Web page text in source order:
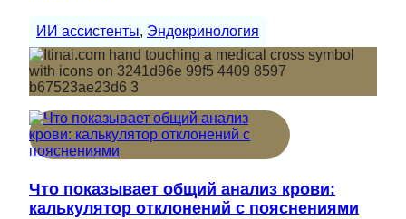
ИИ ассистенты, Эндокринология
Что показывает общий анализ крови:
калькулятор отклонений с пояснениями